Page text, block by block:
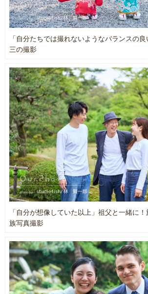
・撮影エリア
基本は石川県での撮影がメインとなります。
ただ、それ以外でもお日にちやお時間によっ
いますので、まずはお問い合わせください。
の撮影も可能です！
・ご予約時のお願い
ご予約確定の前に、予めお問合せ機能にて以
らせいただいております。
1.撮影に参加される方の人数と構成（例：祖
計５名 etc...）
2.お子様の年齢（月齢）
3.撮影希望場所
4.撮影内容（例：マタニティ、誕生日記念
5.撮りたい写真のイメージや雰囲気があれば
上記の内容を拝見した上で私からお返事させ
その後正式にご予約確定をお願いしておりま
お手数ですが、バッティングを防ぎご迷惑を
よう、皆さまにお願いしております。
どうぞよろしくお願いいたします。
〜ご注意事項〜
雑誌撮影：料理写真・竣工建物写真など
Webマガジン：人物写真・インタビュー風景
広告：学校のパンフレット掲載写真など
詳しくはHPをご覧ください。
https://studiofish.myportfolio.com/
使用カメラ：sony α７Ⅳ
「自分たちでは撮れないようなバランスの
三の撮影
「自分が想像していた以上」祖父と一緒に
族写真撮影